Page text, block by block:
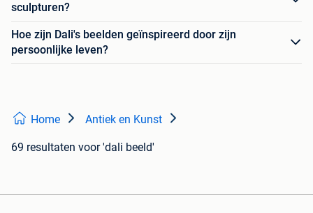
sculpturen?
Hoe zijn Dali's beelden geïnspireerd door zijn
persoonlijke leven?
Home Antiek en Kunst
69 resultaten voor 'dali beeld'